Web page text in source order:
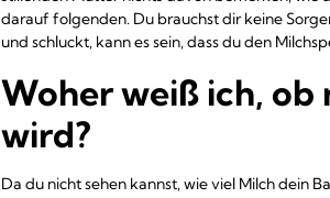
darauf folgenden. Du brauchst dir keine
und schluckt, kann es sein, dass du den
Woher weiß ich,
wird?
Da du nicht sehen kannst, wie viel Milch dein